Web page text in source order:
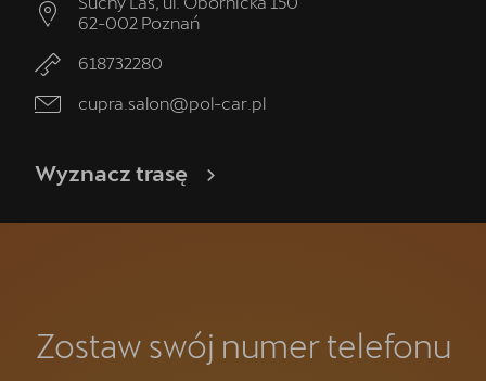
62-002 Poznań
618732280
cupra.salon@pol-car.pl
Wyznacz trasę
Zostaw swój numer telefonu